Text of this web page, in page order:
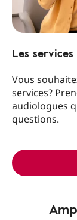
Les
Vous
services?
audiologues
questions.